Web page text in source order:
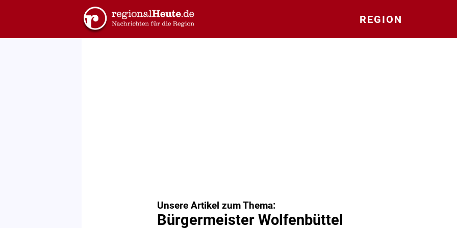
REGION
Unsere Artikel zum Thema:
Bürgermeister Wolfenbüttel